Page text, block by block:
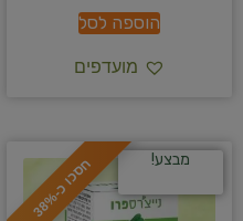
הוספה לסל
מועדפים
ח
ס
כ
ו
כ
-
3
8
% מבצע!